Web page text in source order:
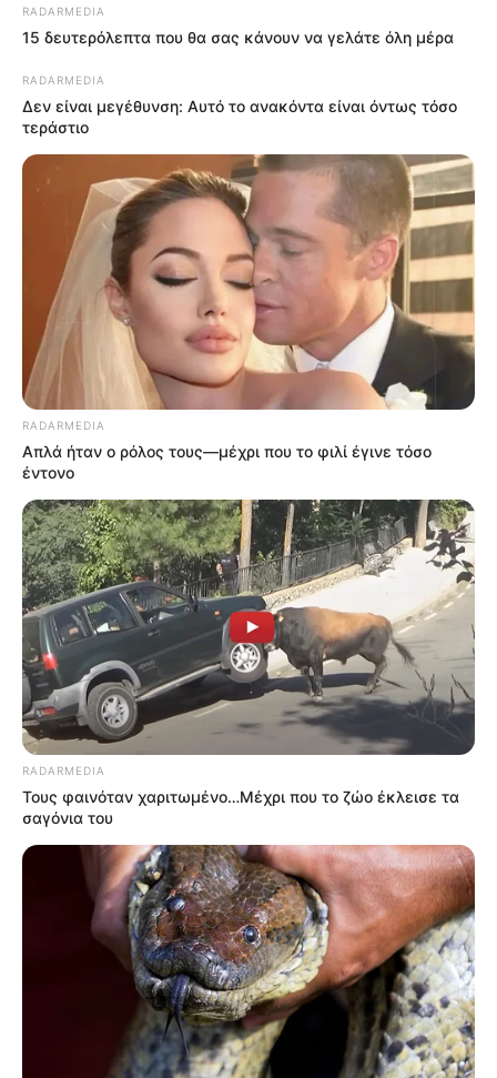
RADARMEDIA
15 δευτερόλεπτα που θα σας κάνουν να γελάτε όλη μέρα
RADARMEDIA
Δεν είναι μεγέθυνση: Αυτό το ανακόντα είναι όντως τόσο
τεράστιο
RADARMEDIA
Απλά ήταν ο ρόλος τους—μέχρι που το φιλί έγινε τόσο
έντονο
RADARMEDIA
Τους φαινόταν χαριτωμένο…Μέχρι που το ζώο έκλεισε τα
σαγόνια του